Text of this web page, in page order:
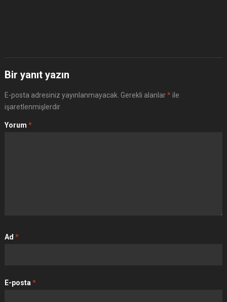
Bir yanıt yazın
E-posta adresiniz yayınlanmayacak. Gerekli alanlar*ile
işaretlenmişlerdir
Yorum *
Ad *
E-posta *